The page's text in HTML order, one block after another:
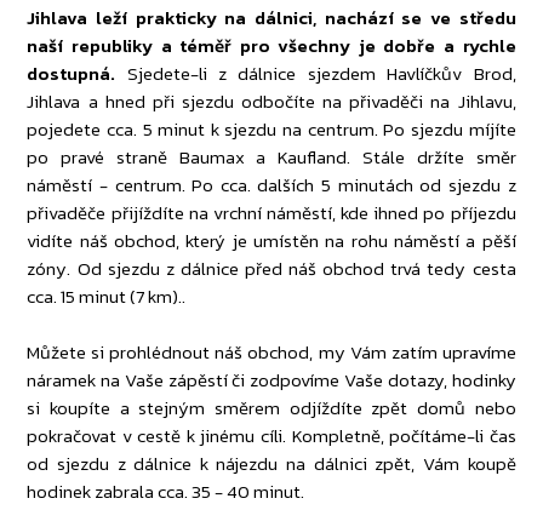
Jihlava leží prakticky na dálnici, nachází se ve středu
naší republiky a téměř pro všechny je dobře a rychle
dostupná. Sjedete-li z dálnice sjezdem Havlíčkův Brod,
Jihlava a hned při sjezdu odbočíte na přivaděči na Jihlavu,
pojedete cca. 5 minut k sjezdu na centrum. Po sjezdu míjíte
po pravé straně Baumax a Kaufland. Stále držíte směr
náměstí - centrum. Po cca. dalších 5 minutách od sjezdu z
přivaděče přijíždíte na vrchní náměstí, kde ihned po příjezdu
vidíte náš obchod, který je umístěn na rohu náměstí a pěší
zóny. Od sjezdu z dálnice před náš obchod trvá tedy cesta
cca. 15 minut (7 km)..
Můžete si prohlédnout náš obchod, my Vám zatím upravíme
náramek na Vaše zápěstí či zodpovíme Vaše dotazy, hodinky
si koupíte a stejným směrem odjíždíte zpět domů nebo
pokračovat v cestě k jinému cíli. Kompletně, počítáme-li čas
od sjezdu z dálnice k nájezdu na dálnici zpět, Vám koupě
hodinek zabrala cca. 35 - 40 minut.